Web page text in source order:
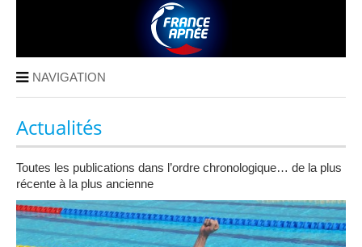
NAVIGATION
Actualités
Toutes les publications dans l’ordre chronologique… de la plus
récente à la plus ancienne